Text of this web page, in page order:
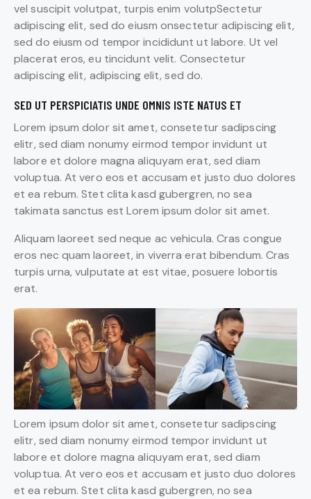
vel suscipit volutpat, turpis enim volutpSectetur
adipiscing elit, sed do eiusm onsectetur adipiscing elit,
sed do eiusm od tempor incididunt ut labore. Ut vel
placerat eros, eu tincidunt velit. Consectetur
adipiscing elit, adipiscing elit, sed do.
SED UT PERSPICIATIS UNDE OMNIS ISTE NATUS ET
Lorem ipsum dolor sit amet, consetetur sadipscing
elitr, sed diam nonumy eirmod tempor invidunt ut
labore et dolore magna aliquyam erat, sed diam
voluptua. At vero eos et accusam et justo duo dolores
et ea rebum. Stet clita kasd gubergren, no sea
takimata sanctus est Lorem ipsum dolor sit amet.
Aliquam laoreet sed neque ac vehicula. Cras congue
eros nec quam laoreet, in viverra erat bibendum. Cras
turpis urna, vulputate at est vitae, posuere lobortis
erat.
Lorem ipsum dolor sit amet, consetetur sadipscing
elitr, sed diam nonumy eirmod tempor invidunt ut
labore et dolore magna aliquyam erat, sed diam
voluptua. At vero eos et accusam et justo duo dolores
et ea rebum. Stet clita kasd gubergren, no sea